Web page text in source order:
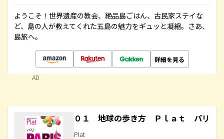
ようこそ！世界遺産の教会、絶品島ごはん、古民家ステイな
ど、島の人が教えてくれた五島の魅力をギュッと凝縮。さあ、
島旅へ。
詳細を見る
AD
０１ 地球の歩き方 Ｐｌａｔ パリ
Plat